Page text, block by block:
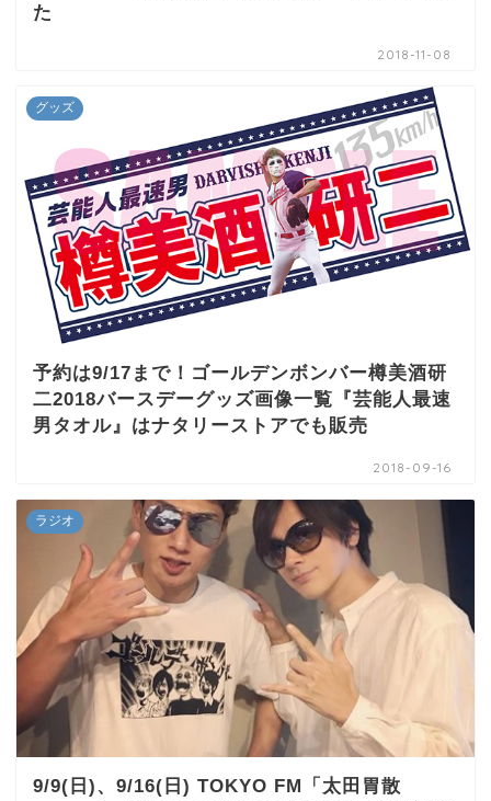
た
2018-11-08
グッズ
予約は9/17まで！ゴールデンボンバー樽美酒研
二2018バースデーグッズ画像一覧『芸能人最速
男タオル』はナタリーストアでも販売
2018-09-16
ラジオ
9/9(日)、9/16(日) TOKYO FM「太田胃散